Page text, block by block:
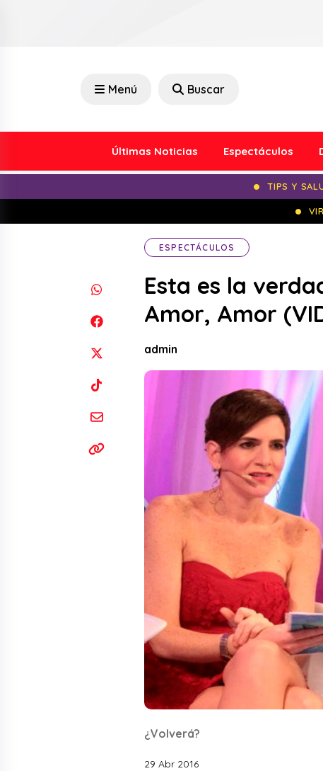
Menú Buscar
Últimas Noticias Espectáculos
TIPS Y
ESPECTÁCULOS
Esta es la
Amor, Amor
admin
¿Volverá?
29 Abr 2016